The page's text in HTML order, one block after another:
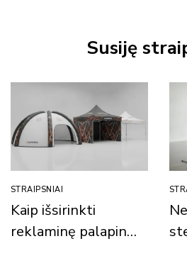
Susiję
STRAIPSNIAI
Kaip išsirinkti
reklaminę palapinę